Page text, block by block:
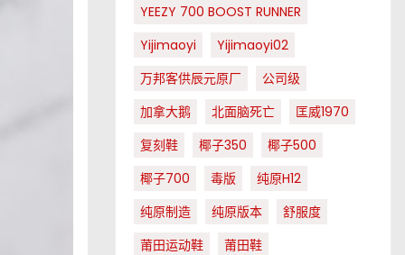
YEEZY 700 BOOST RUNNER
Yijimaoyi
Yijimaoyi02
万邦客供辰元原厂
公司级
加拿大鹅
北面脑死亡
匡威1970
复刻鞋
椰子350
椰子500
椰子700
毒版
纯原H12
纯原制造
纯原版本
舒服度
莆田运动鞋
莆田鞋